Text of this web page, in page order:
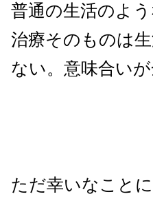
普通の生活のよ
治療そのものは
ない。意味合い
ただ幸いなこと